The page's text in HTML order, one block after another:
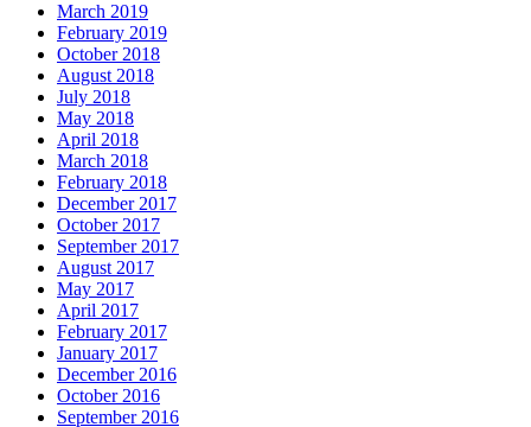
March 2019
February 2019
October 2018
August 2018
July 2018
May 2018
April 2018
March 2018
February 2018
December 2017
October 2017
September 2017
August 2017
May 2017
April 2017
February 2017
January 2017
December 2016
October 2016
September 2016